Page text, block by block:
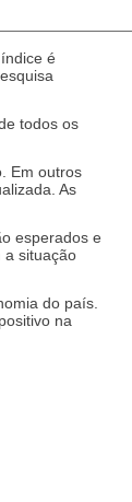
é
todos os
Em outros
As
esperados e
a situação
do país.
na